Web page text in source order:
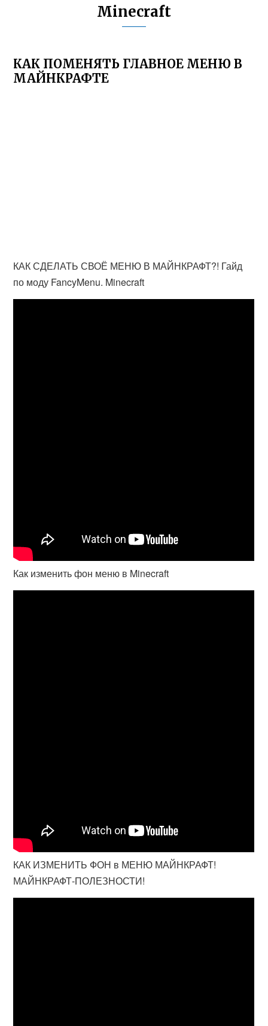
Minecraft
КАК ПОМЕНЯТЬ ГЛАВНОЕ МЕНЮ В
МАЙНКРАФТЕ
КАК СДЕЛАТЬ СВОЁ МЕНЮ В МАЙНКРАФТ?! Гайд
по моду FancyMenu. Minecraft
Как изменить фон меню в Minecraft
КАК ИЗМЕНИТЬ ФОН в МЕНЮ МАЙНКРАФТ!
МАЙНКРАФТ-ПОЛЕЗНОСТИ!